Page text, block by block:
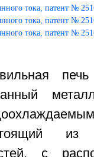
из
с